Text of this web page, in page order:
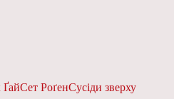
ҐайСет РоґенСусіди зверху